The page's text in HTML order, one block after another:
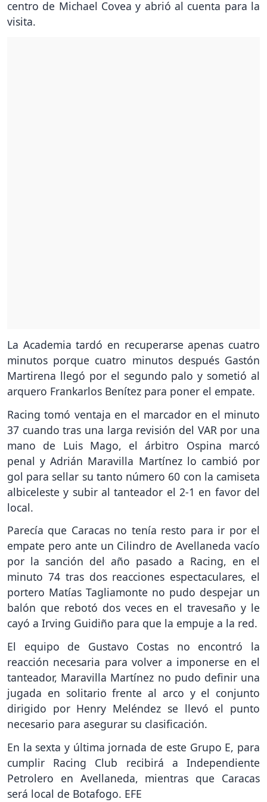
centro de Michael Covea y abrió al cuenta para la
visita.
La Academia tardó en recuperarse apenas cuatro
minutos porque cuatro minutos después Gastón
Martirena llegó por el segundo palo y sometió al
arquero Frankarlos Benítez para poner el empate.
Racing tomó ventaja en el marcador en el minuto
37 cuando tras una larga revisión del VAR por una
mano de Luis Mago, el árbitro Ospina marcó
penal y Adrián Maravilla Martínez lo cambió por
gol para sellar su tanto número 60 con la camiseta
albiceleste y subir al tanteador el 2-1 en favor del
local.
Parecía que Caracas no tenía resto para ir por el
empate pero ante un Cilindro de Avellaneda vacío
por la sanción del año pasado a Racing, en el
minuto 74 tras dos reacciones espectaculares, el
portero Matías Tagliamonte no pudo despejar un
balón que rebotó dos veces en el travesaño y le
cayó a Irving Guidiño para que la empuje a la red.
El equipo de Gustavo Costas no encontró la
reacción necesaria para volver a imponerse en el
tanteador, Maravilla Martínez no pudo definir una
jugada en solitario frente al arco y el conjunto
dirigido por Henry Meléndez se llevó el punto
necesario para asegurar su clasificación.
En la sexta y última jornada de este Grupo E, para
cumplir Racing Club recibirá a Independiente
Petrolero en Avellaneda, mientras que Caracas
será local de Botafogo. EFE